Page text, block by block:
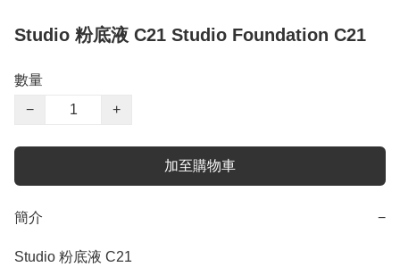
Studio 粉底液 C21 Studio Foundation C21
數量
−
+
加至購物車
簡介 −
Studio 粉底液 C21